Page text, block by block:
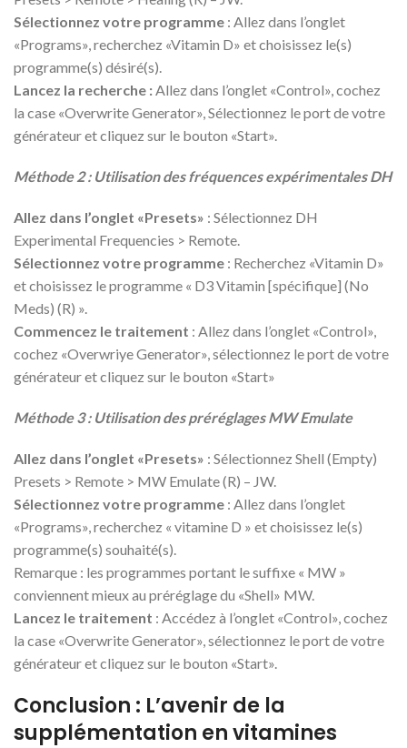
Sélectionnez votre programme : Allez dans l’onglet
«Programs», recherchez «Vitamin D» et choisissez le(s)
programme(s) désiré(s).
Lancez la recherche : Allez dans l’onglet «Control», cochez
la case «Overwrite Generator», Sélectionnez le port de votre
générateur et cliquez sur le bouton «Start».
Méthode 2 : Utilisation des fréquences expérimentales DH
Allez dans l’onglet «Presets» : Sélectionnez DH
Experimental Frequencies > Remote.
Sélectionnez votre programme : Recherchez «Vitamin D»
et choisissez le programme « D3 Vitamin [spécifique] (No
Meds) (R) ».
Commencez le traitement : Allez dans l’onglet «Control»,
cochez «Overwriye Generator», sélectionnez le port de votre
générateur et cliquez sur le bouton «Start»
Méthode 3 : Utilisation des préréglages MW Emulate
Allez dans l’onglet «Presets» : Sélectionnez Shell (Empty)
Presets > Remote > MW Emulate (R) – JW.
Sélectionnez votre programme : Allez dans l’onglet
«Programs», recherchez « vitamine D » et choisissez le(s)
programme(s) souhaité(s).
Remarque : les programmes portant le suffixe « MW »
conviennent mieux au préréglage du «Shell» MW.
Lancez le traitement : Accédez à l’onglet «Control», cochez
la case «Overwrite Generator», sélectionnez le port de votre
générateur et cliquez sur le bouton «Start».
Conclusion : L’avenir de la
supplémentation en vitamines